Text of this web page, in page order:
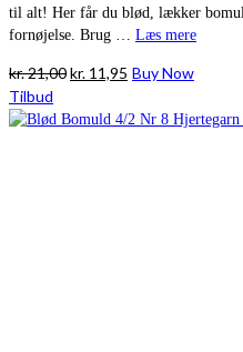
til alt! Her får du blød, lækker
fornøjelse. Brug … Læs mere
kr.21,00Den
pris
kr. 11,95 Den
pris
Buy Now
Tilbud